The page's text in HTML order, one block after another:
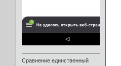
Сравнение единственный